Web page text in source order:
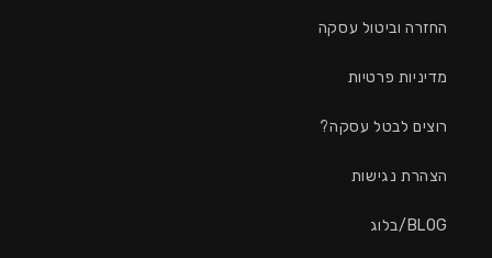
החזרה וביטול עסקה
מדיניות פרטיות
רוצים לבטל עסקה?
הצהרת נגישות
BLOG/בלוג